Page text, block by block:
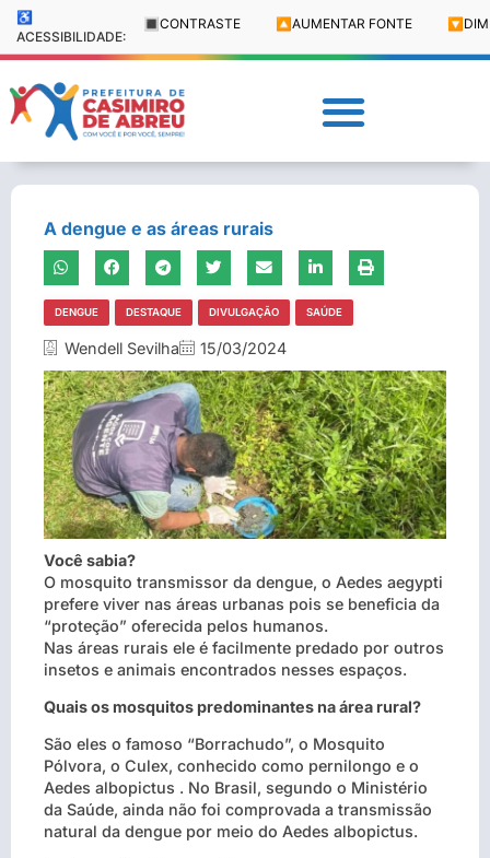
♿
ACESSIBILIDADE:
🔳 CONTRASTE 🔼 AUMENTAR FONTE 🔽
A dengue e as áreas rurais
DENGUE DESTAQUE DIVULGAÇÃO SAÚDE
Wendell Sevilha 15/03/2024
Você sabia?
O mosquito transmissor da dengue, o Aedes aegypti
prefere viver nas áreas urbanas pois se beneficia da
“proteção” oferecida pelos humanos.
Nas áreas rurais ele é facilmente predado por outros
insetos e animais encontrados nesses espaços.
Quais os mosquitos predominantes na área rural?
São eles o famoso “Borrachudo”, o Mosquito
Pólvora, o Culex, conhecido como pernilongo e o
Aedes albopictus . No Brasil, segundo o Ministério
da Saúde, ainda não foi comprovada a transmissão
natural da dengue por meio do Aedes albopictus.